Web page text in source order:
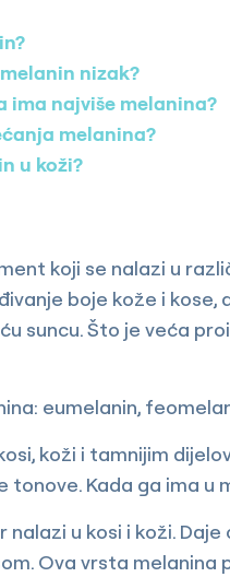
nizak?
ima najviše melanina?
melanina?
u koži?
koji se nalazi u
boje kože i
suncu. Što je veća
eumelanin,
koži i tamnijim
tonove. Kada ga ima u
nalazi u kosi i koži.
Ova vrsta